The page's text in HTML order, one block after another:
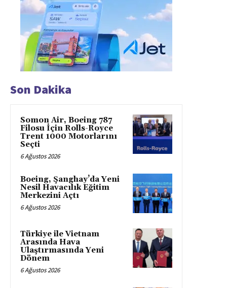
Son Dakika
Somon Air, Boeing 787
Filosu İçin Rolls-Royce
Trent 1000 Motorlarını
Seçti
6 Ağustos 2026
Boeing, Şanghay’da Yeni
Nesil Havacılık Eğitim
Merkezini Açtı
6 Ağustos 2026
Türkiye ile Vietnam
Arasında Hava
Ulaştırmasında Yeni
Dönem
6 Ağustos 2026